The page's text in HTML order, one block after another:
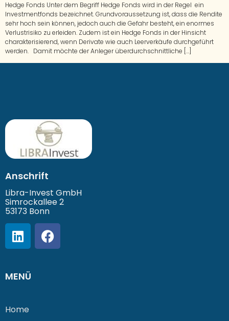
Hedge Fonds Unter dem Begriff Hedge Fonds wird in der Regel ein
Investmentfonds bezeichnet. Grundvoraussetzung ist, dass die Rendite
sehr hoch sein können, jedoch auch die Gefahr besteht, ein enormes
Verlustrisiko zu erleiden. Zudem ist ein Hedge Fonds in der Hinsicht
charakterisierend, wenn Derivate wie auch Leerverkäufe durchgeführt
werden. Damit möchte der Anleger überdurchschnittliche […]
Anschrift
Libra-Invest GmbH
Simrockallee 2
53173 Bonn
MENÜ
Home